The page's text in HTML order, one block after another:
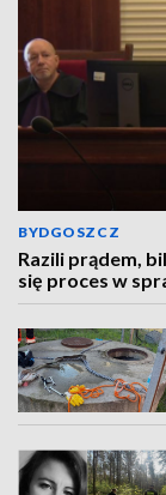
BYDGOSZCZ
Razili prądem,
się proces w